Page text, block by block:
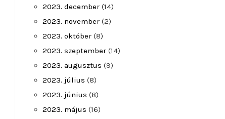
2023. december (14)
2023. november (2)
2023. október (8)
2023. szeptember (14)
2023. augusztus (9)
2023. július (8)
2023. június (8)
2023. május (16)